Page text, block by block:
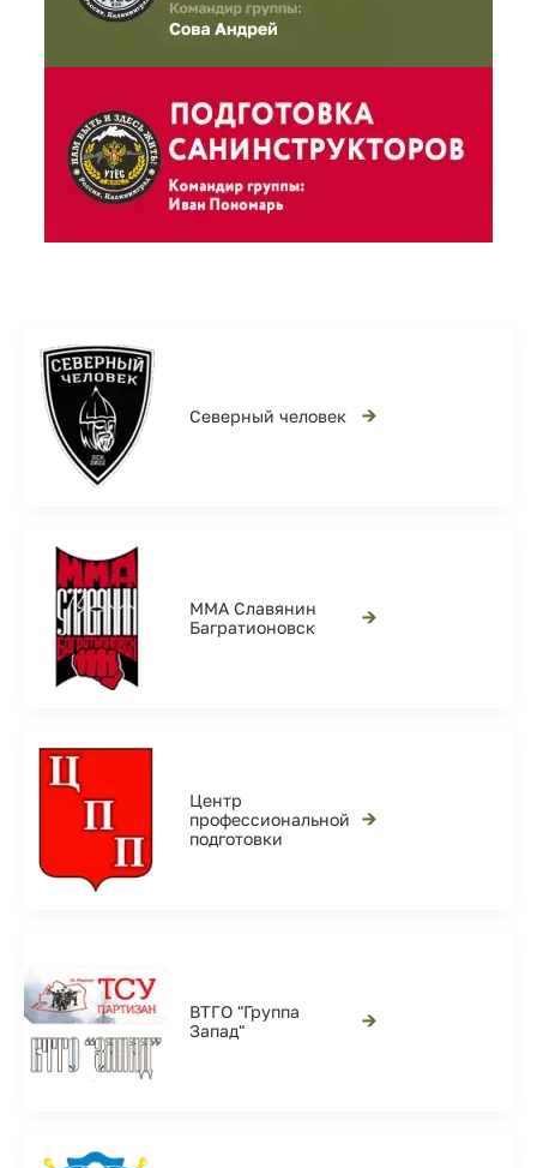
Северный человек →
ММА Славянин
Багратионовск
→
Центр
профессиональной
подготовки
→
ВТГО "Группа
Запад"
→